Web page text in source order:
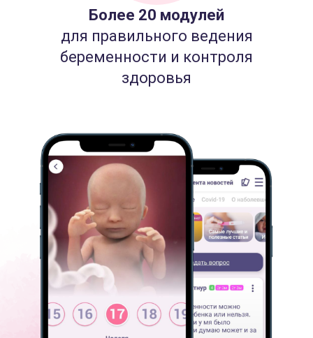
Более 20 модулей
для правильного ведения
беременности и контроля
здоровья